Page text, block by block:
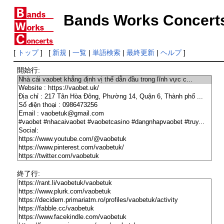
Bands Works
[ トップ] [ 新規 | 一覧| 単語検索| 最終更新| ヘルプ]
開始行:
終了行: